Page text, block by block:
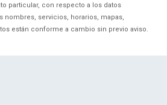
particular, con respecto a los datos
nombres, servicios, horarios, mapas,
están conforme a cambio sin previo aviso.